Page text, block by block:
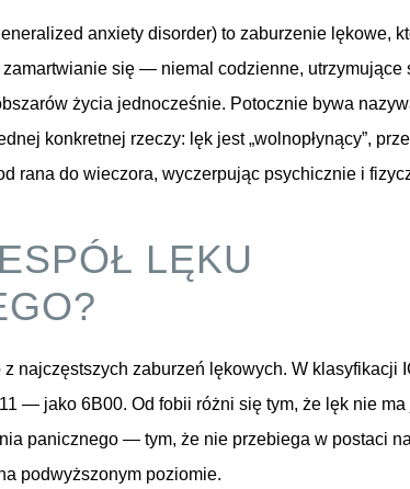
anxiety disorder) to zaburzenie lękowe,
zamartwianie się — niemal codzienne, utrzymujące
życia jednocześnie. Potocznie bywa
konkretnej rzeczy: lęk jest „wolnopłynący”,
rana do wieczora, wyczerpując psychicznie i
LĘKU
najczęstszych zaburzeń lękowych. W klasyfikacji
— jako 6B00. Od fobii różni się tym, że lęk nie ma
panicznego — tym, że nie przebiega w postaci
podwyższonym poziomie.